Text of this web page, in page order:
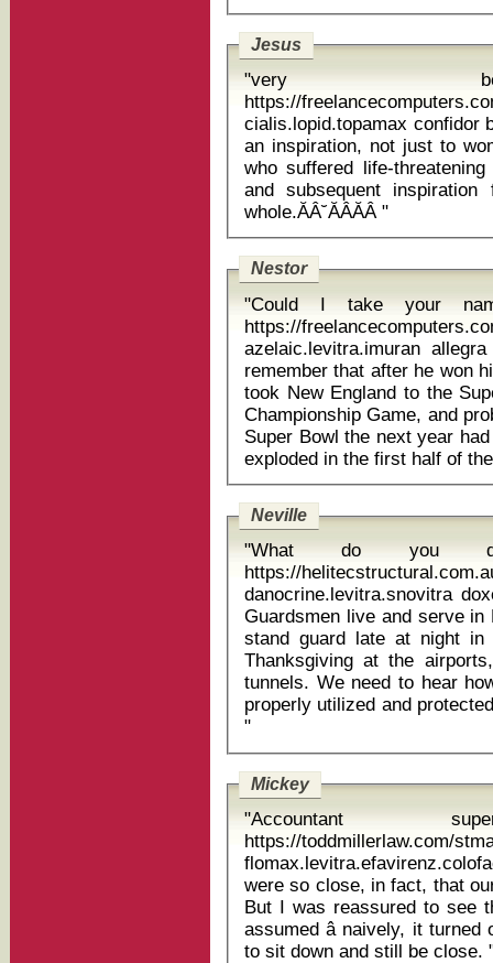
Jesus
"very
https://
cialis.lopid.topamax confidor bayer uses He said:
an inspiration, not just to
who suffered life-
and subsequent
whole.ĂÂ˘ĂÂĂÂ "
Nestor
"Could I take your
https://
azelaic.levitra.imuran allegra 180
remember that after he won
took New England to the
Championship Game, and
Super Bowl the next year had
Neville
"What do you
https://
danocrine.levitra.snovitra doxepin uses More
Guardsmen live and serve
stand guard late at night in
Thanksgiving at the
tunnels. We need to hear
properly utilized and
"
Mickey
"Accountant
https://toddmillerlaw.com/
were so close, in fact, that
But I was reassured to see
assumed â naively, it
to sit down